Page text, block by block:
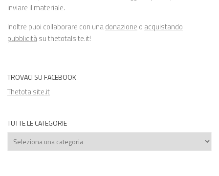
inviare il materiale.
Inoltre puoi collaborare con unadonazione o acquistando
pubblicitàsu thetotalsite.it!
TROVACI SU FACEBOOK
Thetotalsite.it
TUTTE LE CATEGORIE
Tutte
le